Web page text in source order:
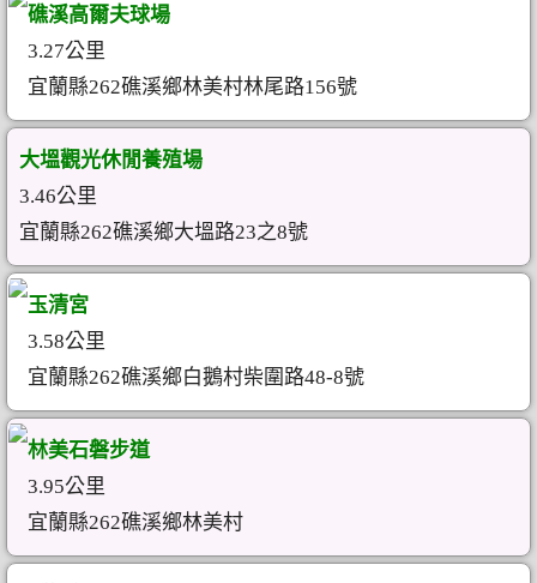
礁溪高爾夫球場
3.27公里
宜蘭縣262礁溪鄉林美村林尾路156號
大塭觀光休閒養殖場
3.46公里
宜蘭縣262礁溪鄉大塭路23之8號
玉清宮
3.58公里
宜蘭縣262礁溪鄉白鵝村柴圍路48-8號
林美石磐步道
3.95公里
宜蘭縣262礁溪鄉林美村